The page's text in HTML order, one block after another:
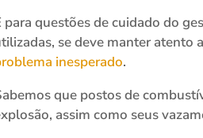
para questões de cuidado do
se deve manter atento
inesperado.
que postos de
assim como seus